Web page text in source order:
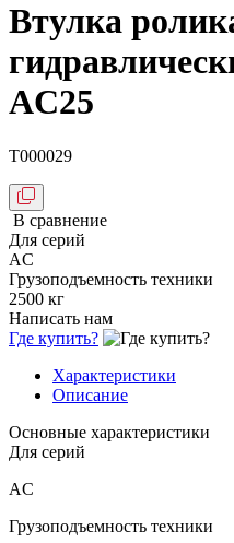
Втулка
AC25
T000029
В сравнение
Для серий
AC
Грузоподъемность техники
2500 кг
Написать нам
Где купить?
Характеристики
Описание
Основные характеристики
Для серий
AC
Грузоподъемность техники